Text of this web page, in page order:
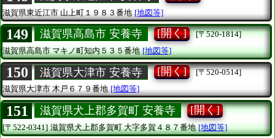
滋賀県東近江市 山上町１９８３番地 [地図等]
149 滋賀県高島市 安養寺 [開く]
[〒520-1814]
滋賀県高島市マキノ町知内５３５番地 [地図等]
150 滋賀県大津市 安養寺 [開く]
[〒520-0514]
滋賀県大津市木戸６７９番地 [地図等]
151 滋賀県犬上郡多賀町 安養寺 [開く]
[〒522-0341] 滋賀県犬上郡多賀町大字多賀４８７番地 [地図等]